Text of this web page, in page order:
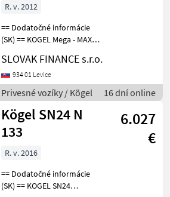
R. v. 2012
== Dodatočné informácie
(SK) == KOGEL Mega - MAXX
s korytom na zvitky r.v.
12/2012, kotúčové brzdy,
vnútorná výška: 3m,
mechanický prízd
SLOVAK FINANCE s.r.o.
934 01 Levice
Privesné vozíky / Kögel 16 dní online
Kögel SN24 N
133
6.027
€
R. v. 2016
== Dodatočné informácie
(SK) == KOGEL SN24